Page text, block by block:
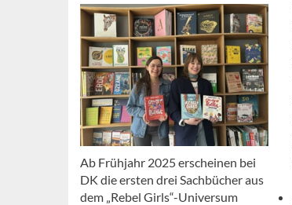
Ab Frühjahr 2025 erscheinen bei
DK die ersten drei Sachbücher aus
dem „Rebel Girls“-Universum